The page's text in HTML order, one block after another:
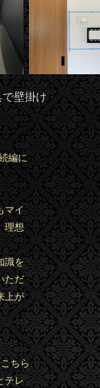
壁掛け
編に
マイ
理想
識を
ただ
上が
ちら
テレ